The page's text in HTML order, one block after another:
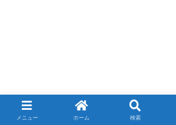
メニュー ホーム 検索